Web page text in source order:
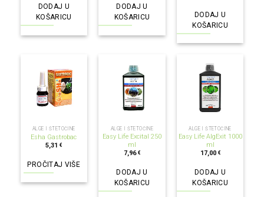
DODAJ U
KOŠARICU
DODAJ U
KOŠARICU
DODAJ U
KOŠARICU
NEMA NA ZALIHI
ALGE I ŠTETOČINE
Esha Gastrobac
5,31€
PROČITAJ VIŠE
ALGE I ŠTETOČINE
Easy Life Excital 250
ml
7,96 €
DODAJ U
KOŠARICU
ALGE I ŠTETOČINE
Easy Life AlgExit 1000
ml
17,00 €
DODAJ U
KOŠARICU